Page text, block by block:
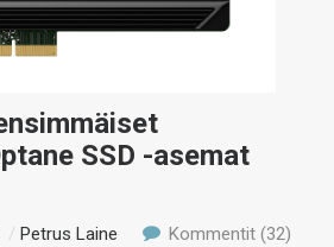
SSD -asemat
/ Petrus Laine Kommentit (32)